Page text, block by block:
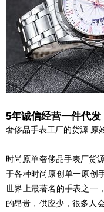
5年诚信经营一件代发
奢侈品手表工厂的货源 原
时尚原单奢侈品手表厂货
于各种时尚原创单一原创
世界上最著名的手表之一
的昂贵，供应少，很多人